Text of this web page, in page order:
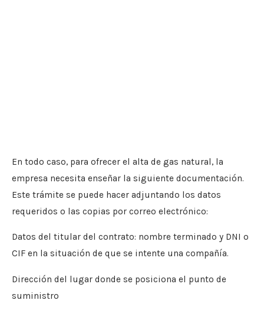
En todo caso, para ofrecer el alta de gas natural, la
empresa necesita enseñar la siguiente documentación.
Este trámite se puede hacer adjuntando los datos
requeridos o las copias por correo electrónico:
Datos del titular del contrato: nombre terminado y DNI o
CIF en la situación de que se intente una compañía.
Dirección del lugar donde se posiciona el punto de
suministro